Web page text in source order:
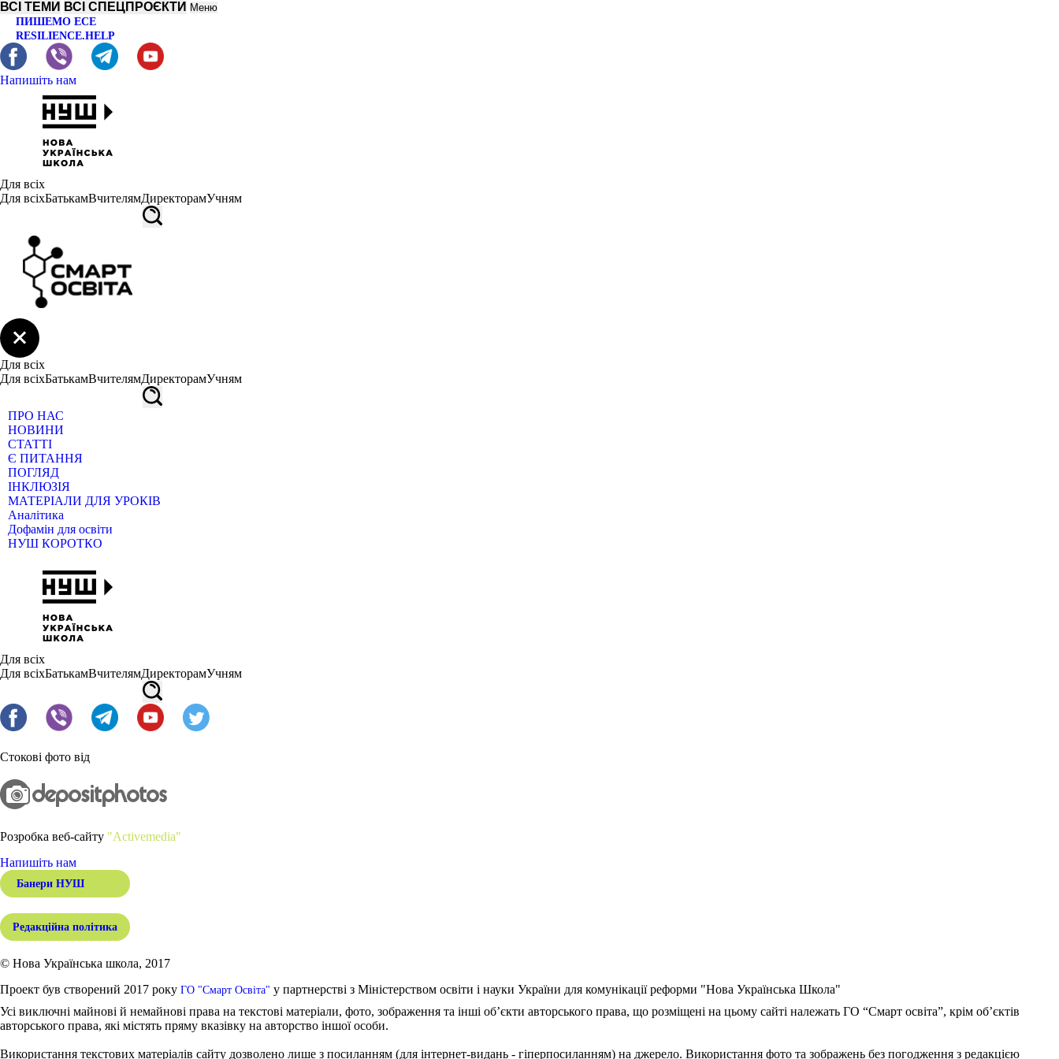
ВСІ ТЕМИ ВСІ СПЕЦПРОЄКТИ Меню
ПИШЕМО ЕСЕ
RESILIENCE.HELP
Напишіть нам
Для всіх
Для всіхБатькамВчителямДиректорамУчням
Для всіх
Для всіхБатькамВчителямДиректорамУчням
ПРО НАС
НОВИНИ
СТАТТІ
Є ПИТАННЯ
ПОГЛЯД
ІНКЛЮЗІЯ
МАТЕРІАЛИ ДЛЯ УРОКІВ
Аналітика
Дофамін для освіти
НУШ КОРОТКО
Для всіх
Для всіхБатькамВчителямДиректорамУчням
Стокові фото від
Розробка веб-сайту "Activemedia"
Напишіть нам
Банери НУШ
Редакційна політика
© Нова Українська школа, 2017
Проект був створений 2017 року ГО "Смарт Освіта" у партнерстві з Міністерством освіти і науки України для комунікації реформи "Нова Українська Школа"
Усі виключні майнові й немайнові права на текстові матеріали, фото, зображення та інші об’єкти авторського права, що розміщені на цьому сайті належать ГО “Смарт освіта”, крім об’єктів
авторського права, які містять пряму вказівку на авторство іншої особи.
Використання текстових матеріалів сайту дозволено лише з посиланням (для інтернет-видань - гіперпосиланням) на джерело. Використання фото та зображень без погодження з редакцією